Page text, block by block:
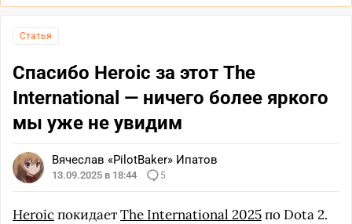
Статья
Спасибо Heroic за этот The
International — ничего более яркого
мы уже не увидим
Вячеслав «PilotBaker» Ипатов
13.09.2025 в 18:44 5
HeroicпокидаетThe International 2025по Dota 2.